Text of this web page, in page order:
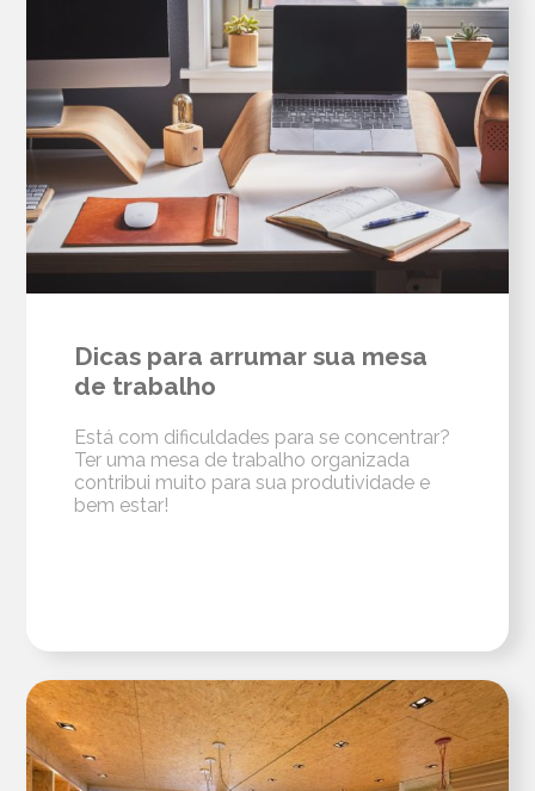
Dicas para arrumar sua mesa
de trabalho
Está com dificuldades para se concentrar?
Ter uma mesa de trabalho organizada
contribui muito para sua produtividade e
bem estar!